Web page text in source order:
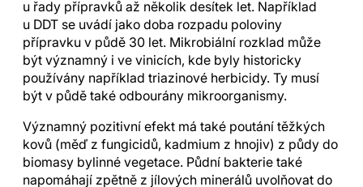
u řady přípravků až několik desítek let. Například
u DDT se uvádí jako doba rozpadu poloviny
přípravku v půdě 30 let. Mikrobiální rozklad může
být významný i ve vinicích, kde byly historicky
používány například triazinové herbicidy. Ty musí
být v půdě také odbourány mikroorganismy.
Významný pozitivní efekt má také poutání těžkých
kovů (měď z fungicidů, kadmium z hnojiv) z půdy do
biomasy bylinné vegetace. Půdní bakterie také
napomáhají zpětně z jílových minerálů uvolňovat do